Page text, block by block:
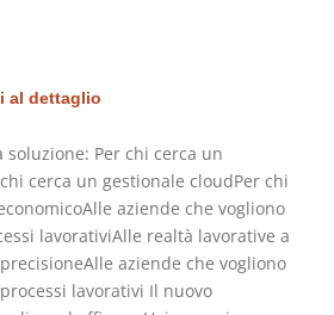
al dettaglio
Per chi cerca un
cerca un gestionale cloudPer chi
aziende che vogliono
lavorativiAlle realtà lavorative a
aziende che vogliono
lavorativi Il nuovo